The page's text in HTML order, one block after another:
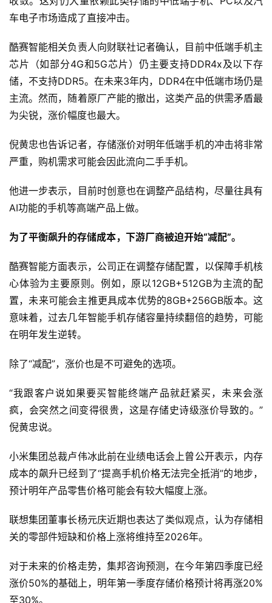
车电子市场造成了直接冲击。
酷赛智能相关负责人向财联社记者确认，目前中低端手机主
芯片（如部分4G和5G芯片）仍主要支持DDR4x及以下存
储，不支持DDR5。在未来3年内，DDR4在中低端市场仍是
主流。然而，随着原厂产能的撤出，这类产品的供需矛盾最
为尖锐，涨价幅度也最大。
倪黄忠也告诉记者，存储涨价对明年低端手机的冲击将非常
严重，购机需求可能会因此流向二手手机。
他进一步表示，目前时创意也在调整产品结构，尽量往具有
AI功能的手机等高端产品上做。
为了平衡飙升的存储成本，下游厂商被迫开始“减配”。
酷赛智能方面表示，公司正在调整存储配置，以保障手机核
心体验为主要原则。例如，原以12GB+512GB为主流的配
置，未来可能会主推更具成本优势的8GB+256GB版本。这
意味着，过去几年智能手机存储容量持续翻倍的趋势，可能
在明年发生逆转。
除了“减配”，涨价也是不可避免的选项。
“我跟客户说如果要买智能终端产品就赶紧买，未来会涨
疯，会突然之间变得很贵，这是存储史诗级涨价导致的。”
倪黄忠说。
小米集团总裁卢伟冰此前在业绩电话会上曾公开表示，内存
成本的飙升已经到了“提高手机价格无法完全抵消”的地步，
预计明年产品零售价格可能会有较大幅度上涨。
联想集团董事长杨元庆近期也表达了类似观点，认为存储相
关的零部件短缺和价格上涨将维持至2026年。
对于未来的价格走势，集邦咨询预测，在今年第四季度已经
涨价50%的基础上，明年第一季度存储价格预计将再涨20%
至30%。